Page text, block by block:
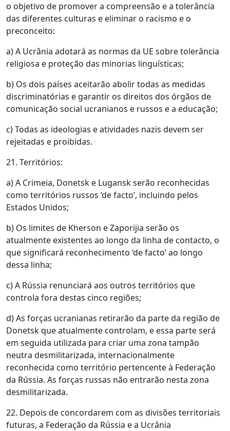
o objetivo de promover a compreensão e a tolerância
das diferentes culturas e eliminar o racismo e o
preconceito:
a) A Ucrânia adotará as normas da UE sobre tolerância
religiosa e proteção das minorias linguísticas;
b) Os dois países aceitarão abolir todas as medidas
discriminatórias e garantir os direitos dos órgãos de
comunicação social ucranianos e russos e a educação;
c) Todas as ideologias e atividades nazis devem ser
rejeitadas e proibidas.
21. Territórios:
a) A Crimeia, Donetsk e Lugansk serão reconhecidas
como territórios russos ‘de facto’, incluindo pelos
Estados Unidos;
b) Os limites de Kherson e Zaporijia serão os
atualmente existentes ao longo da linha de contacto, o
que significará reconhecimento ‘de facto’ ao longo
dessa linha;
c) A Rússia renunciará aos outros territórios que
controla fora destas cinco regiões;
d) As forças ucranianas retirarão da parte da região de
Donetsk que atualmente controlam, e essa parte será
em seguida utilizada para criar uma zona tampão
neutra desmilitarizada, internacionalmente
reconhecida como território pertencente à Federação
da Rússia. As forças russas não entrarão nesta zona
desmilitarizada.
22. Depois de concordarem com as divisões territoriais
futuras, a Federação da Rússia e a Ucrânia